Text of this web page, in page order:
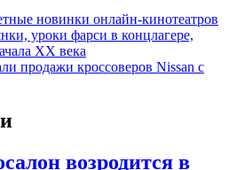
новинки онлайн-кинотеатров
уроки фарси в концлагере,
XX века
продажи кроссоверов Nissan с
возродится в